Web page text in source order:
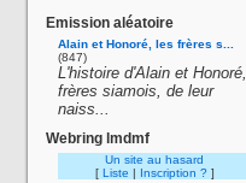
Emission aléatoire
Alain et Honoré, les frères s...
(847)
L'histoire d'Alain et Honoré,
frères siamois, de leur
naiss...
Webring lmdmf
Un site au hasard
[ Liste | Inscription ? ]